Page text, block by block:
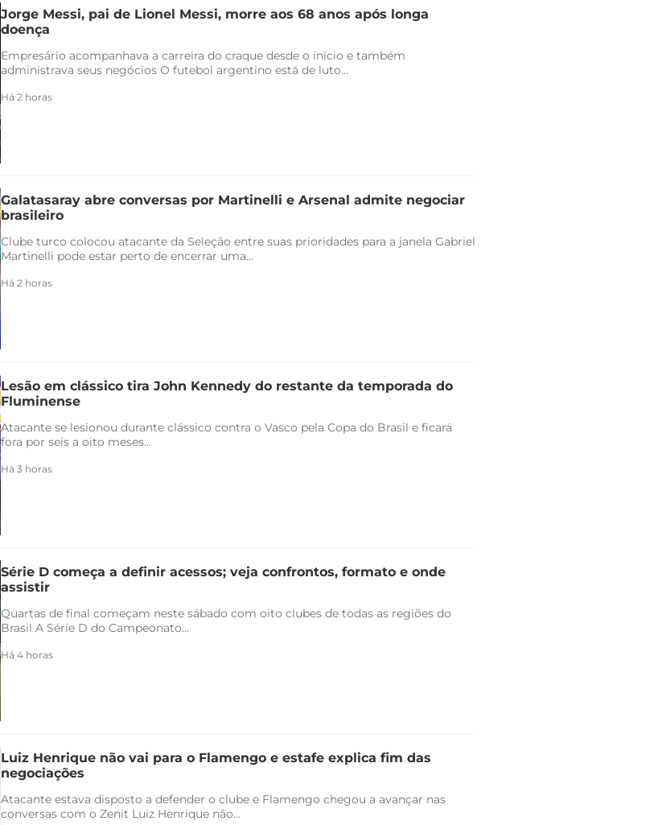
Jorge Messi, pai de Lionel Messi, morre aos 68 anos após longa
doença
Empresário acompanhava a carreira do craque desde o início e também
administrava seus negócios O futebol argentino está de luto...
Há 2 horas
Galatasaray abre conversas por Martinelli e Arsenal admite negociar
brasileiro
Clube turco colocou atacante da Seleção entre suas prioridades para a janela Gabriel
Martinelli pode estar perto de encerrar uma...
Há 2 horas
Lesão em clássico tira John Kennedy do restante da temporada do
Fluminense
Atacante se lesionou durante clássico contra o Vasco pela Copa do Brasil e ficará
fora por seis a oito meses...
Há 3 horas
Série D começa a definir acessos; veja confrontos, formato e onde
assistir
Quartas de final começam neste sábado com oito clubes de todas as regiões do
Brasil A Série D do Campeonato...
Há 4 horas
Luiz Henrique não vai para o Flamengo e estafe explica fim das
negociações
Atacante estava disposto a defender o clube e Flamengo chegou a avançar nas
conversas com o Zenit Luiz Henrique não...